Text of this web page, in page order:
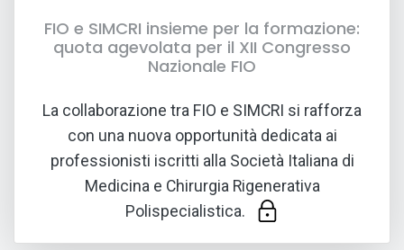
FIO e SIMCRI insieme per la formazione:
quota agevolata per il XII Congresso
Nazionale FIO
La collaborazione tra FIO e SIMCRI si rafforza
con una nuova opportunità dedicata ai
professionisti iscritti alla Società Italiana di
Medicina e Chirurgia Rigenerativa
Polispecialistica.